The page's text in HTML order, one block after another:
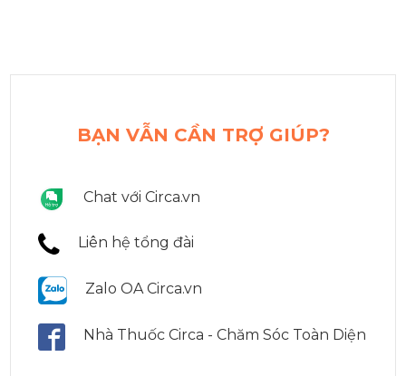
BẠN VẪN CẦN TRỢ GIÚP?
Chat với Circa.vn
Liên hệ tổng đài
Zalo OA Circa.vn
Nhà Thuốc Circa - Chăm Sóc Toàn Diện